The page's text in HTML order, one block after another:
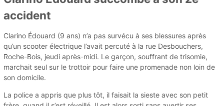
accident
Clarino Édouard (9 ans) n’a pas survécu à ses blessures après
qu’un scooter électrique l’avait percuté à la rue Desbouchers,
Roche-Bois, jeudi après-midi. Le garçon, souffrant de trisomie,
marchait seul sur le trottoir pour faire une promenade non loin de
son domicile.
La police a appris que plus tôt, il faisait la sieste avec son petit